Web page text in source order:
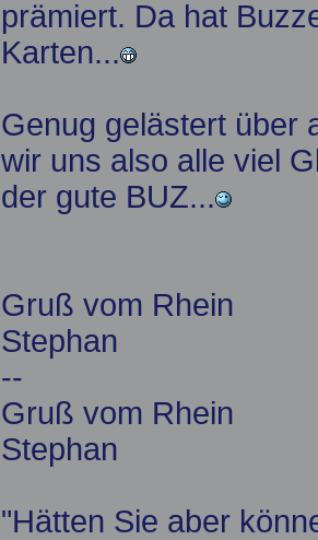
prämiert. Da hat
Karten...
Genug gelästert über
wir uns also alle viel
der gute BUZ...
Gruß vom Rhein
Stephan
--
Gruß vom Rhein
Stephan
"Hätten Sie aber